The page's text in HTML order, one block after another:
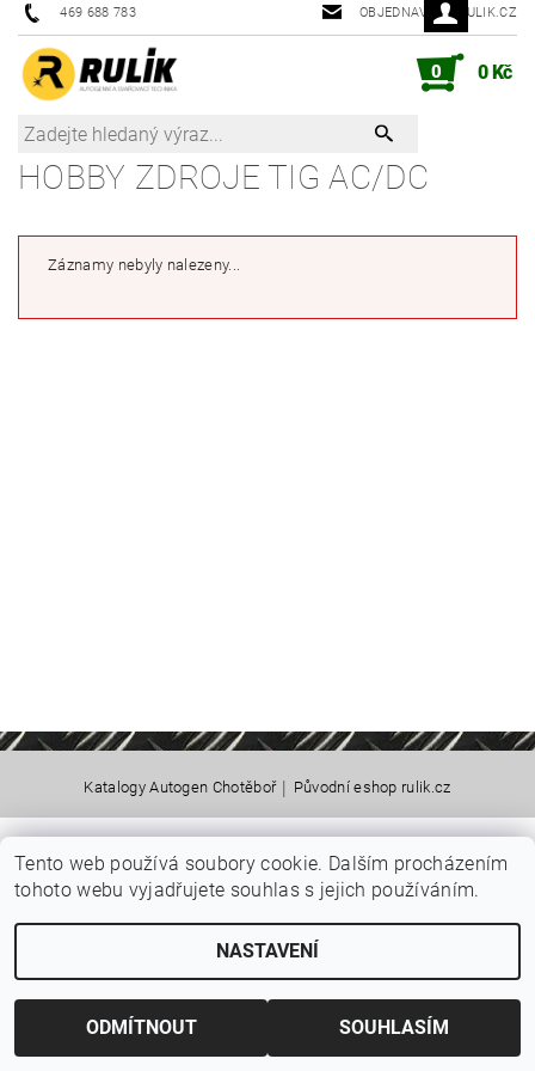
469 688 783 OBJEDNAVKY@RULIK.CZ
0 0 Kč
HOBBY ZDROJE TIG AC/DC
Záznamy nebyly nalezeny...
Katalogy Autogen Chotěboř | Původní eshop rulik.cz
2026 © Jiří Rulík Chrudim, všechna práva vyhrazenaUpravit nastavení cookies
Vytvořil Shoptet
Tento web používá soubory cookie. Dalším procházením
tohoto webu vyjadřujete souhlas s jejich používáním.
NASTAVENÍ
ODMÍTNOUT SOUHLASÍM